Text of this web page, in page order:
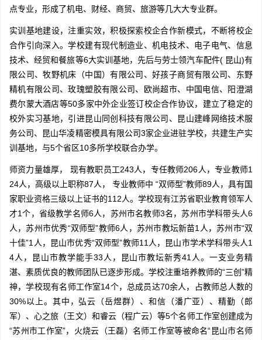
点专业，形成了机电、财经、商贸、旅游等几大大专业群。
实训基地建设，注重实效，积极探索校企合作新模式，不断将校企
合作引向深入。学校建有现代制造业、机电技术、电子电气、信息
技术、经贸和餐旅等6大实训基地，先后与劳士领汽车配件( 昆山)有
限公司、牧野机床（中国）有限公司、好孩子商贸有限公司、东野
精机有限公司、玫瑰塑胶有限公司、欧尚超市、中国电信、阳澄湖
费尔蒙大酒店等50多家中外企业签订校企合作协议，建立了稳定的
校外实习基地，引进昆山同创科技有限公司、昆山建峰网络技术服
务公司、昆山华凌精密模具有限公司3家企业进驻学校，共建生产实
训基地，与5个省区10多所学校联合办学。
师资力量雄厚， 现有教职员工243人，专任教师206人，专业教师1
24人，高级以上职称87人， 专业教师中 “双师型”教师89人，具有国
家职业资格三级以上证书的112人。学校现有江苏省职业教育领军人
才1个，省级教学名师6人，苏州市名教师3名，苏州市学科带头人6
人，苏州市优秀“双师型”教师6人，苏州市教坛新苗1人，苏州市“双
十佳”1人，昆山市优秀“双师型”教师11人，昆山市学术学科带头人1
4人，昆山市教学能手33人，昆山市教坛新秀41人。一支业务精
湛、素质优良的教师团队已逐步形成。学校注重培养教师的“三创”精
神，学校现有名师工作室14个，总成员达70余人，占教师总人数的
30%以上。其中，弘云（岳煜群）、和信（潘广亚）、精勤（郎
军）、心之旅（王文）和睿云（程广云）等5个名师工作室创建成为
“苏州市工作室”，火烧云（王磊）名师工作室等被命名“昆山市名师